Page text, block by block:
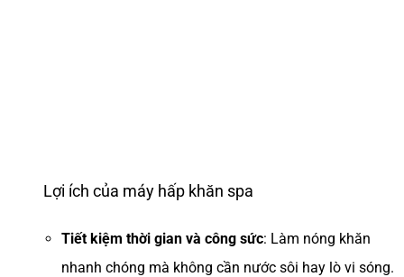
Lợi ích của máy hấp khăn spa
Tiết kiệm thời gian và công sức: Làm nóng khăn
nhanh chóng mà không cần nước sôi hay lò vi sóng.